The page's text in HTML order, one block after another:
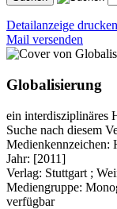
Detailanzeige drucken
Mail versenden
Globalisierung
ein interdisziplinäres
Suche nach diesem
Medienkennzeichen:
Jahr: [2011]
Verlag: Stuttgart ;
Mediengruppe:
verfügbar